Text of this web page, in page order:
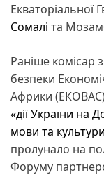
Екваторіальної
Сомалі та
Раніше комісар
безпеки
Африки
«дії України на
мови та
пролунало на
Форуму